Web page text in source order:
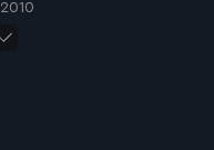
2010